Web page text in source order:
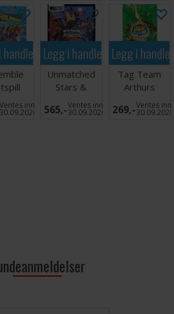
handlekurven
Ventes inn
30.09.2026
Legg i handlekurven
Unmatched
Stars &
Stripes
Kortspill
565,-Ventes inn
30.09.2026
Legg i
Tag Team
Arthurs
Legacy
Kortspill
269,-Ventes inn
30.09.2026